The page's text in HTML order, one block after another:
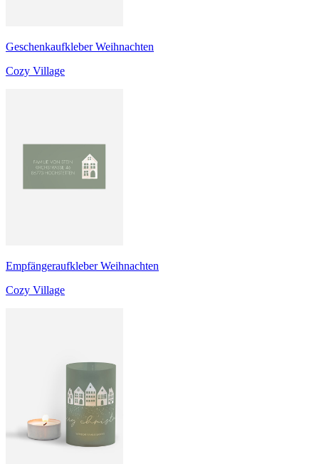
Geschenkaufkleber Weihnachten
Cozy Village
Empfängeraufkleber Weihnachten
Cozy Village